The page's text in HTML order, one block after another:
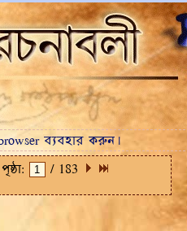
ব্যবহার করুন।
পৃষ্ঠা: / 183